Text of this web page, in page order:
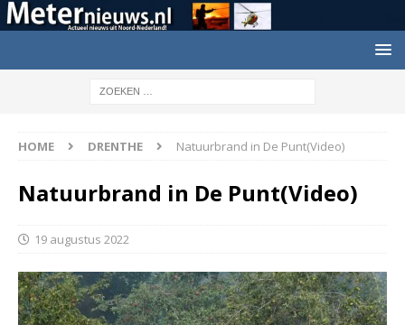
HOME DRENTHE Natuurbrand in De Punt(Video)
Natuurbrand in De Punt(Video)
19 augustus 2022